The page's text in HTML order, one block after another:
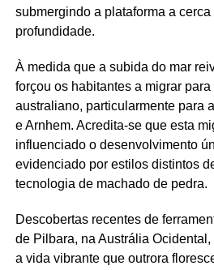
submergindo a plataforma a
profundidade.
À medida que a subida do mar
forçou os habitantes a migrar
australiano, particularmente para
e Arnhem. Acredita-se que esta
influenciado o desenvolvimento
evidenciado por estilos distintos
tecnologia de machado de pedra.
Descobertas recentes de
de Pilbara, na Austrália
a vida vibrante que outrora